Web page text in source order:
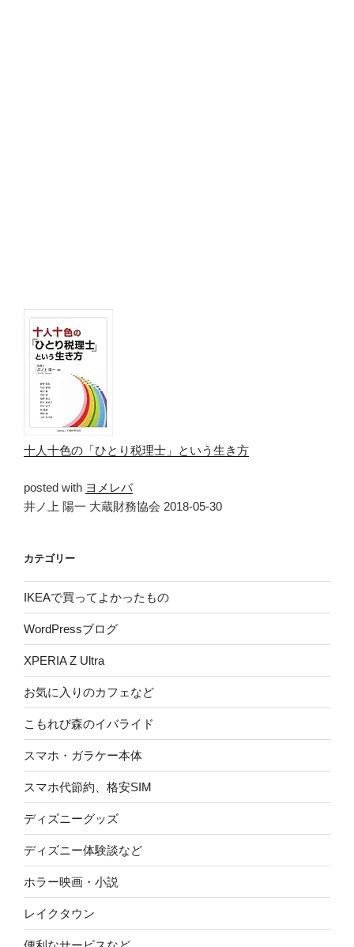
十人十色の「ひとり税理士」という生き方
posted with ヨメレバ
井ノ上 陽一 大蔵財務協会 2018-05-30
カテゴリー
IKEAで買ってよかったもの
WordPressブログ
XPERIA Z Ultra
お気に入りのカフェなど
こもれび森のイバライド
スマホ・ガラケー本体
スマホ代節約、格安SIM
ディズニーグッズ
ディズニー体験談など
ホラー映画・小説
レイクタウン